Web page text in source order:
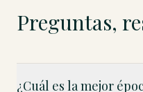
Preguntas,
¿Cuál es la mejor